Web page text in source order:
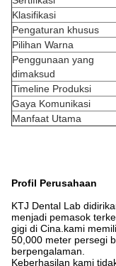
Klasifikasi
Pengaturan khusus
Pilihan Warna
Penggunaan yang
dimaksud
Timeline Produksi
Gaya Komunikasi
Manfaat Utama
Profil Perusahaan
KTJ Dental Lab
menjadi pemasok
gigi di Cina.kami
50,000 meter persegi
berpengalaman.
Keberhasilan kami